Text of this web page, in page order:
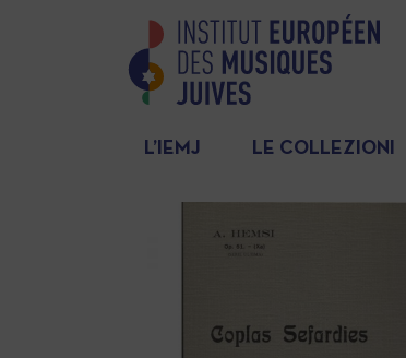
L’IEMJ LE COLLEZIONI